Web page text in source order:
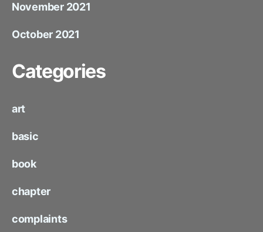
November 2021
October 2021
Categories
art
basic
book
chapter
complaints